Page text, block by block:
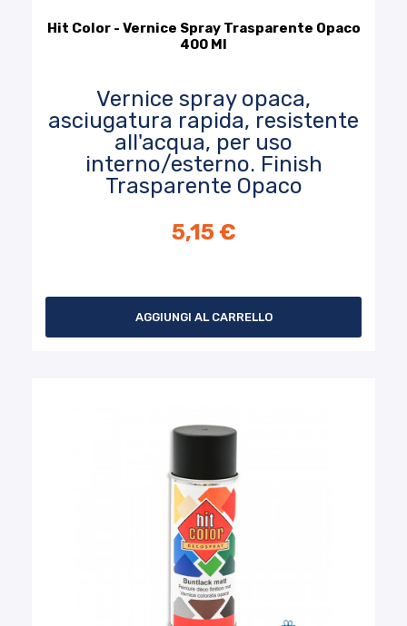
Hit Color - Vernice Spray Trasparente Opaco
400 Ml
Vernice spray opaca,
asciugatura rapida, resistente
all'acqua, per uso
interno/esterno. Finish
Trasparente Opaco
5,15 €
AGGIUNGI AL CARRELLO